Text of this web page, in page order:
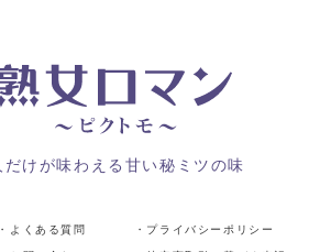
けが味わえる甘い秘ミツの味
・よくある質問 ・プライバシーポリシー